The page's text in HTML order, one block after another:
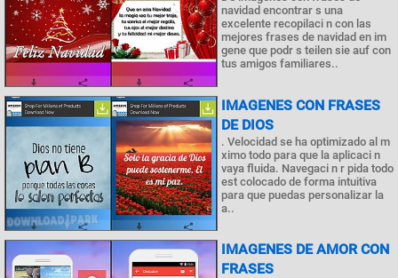
navidad encontrar s una
excelente recopilaci n con las
mejores frases de navidad en im
gene que podr s teilen sie auf con
tus amigos familiares..
IMAGENES CON FRASES
DE DIOS
. Velocidad se ha optimizado al m
ximo todo para que la aplicaci n
vaya fluida. Navegaci n r pida todo
est colocado de forma intuitiva
para que puedas personalizar la
a..
IMAGENES DE AMOR CON
FRASES